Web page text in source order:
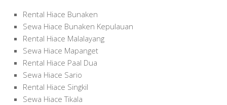
Rental Hiace Bunaken
Sewa Hiace Bunaken Kepulauan
Rental Hiace Malalayang
Sewa Hiace Mapanget
Rental Hiace Paal Dua
Sewa Hiace Sario
Rental Hiace Singkil
Sewa Hiace Tikala